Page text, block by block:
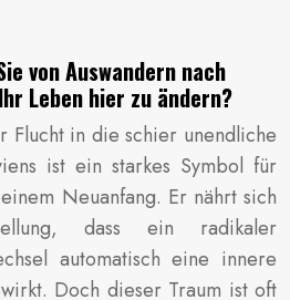
von Auswandern nach
Leben hier zu ändern?
Flucht in die schier unendliche
ist ein starkes Symbol für
Neuanfang. Er nährt sich
dass ein radikaler
automatisch eine innere
Doch dieser Traum ist oft